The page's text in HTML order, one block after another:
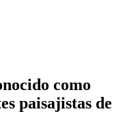
como
paisajistas de